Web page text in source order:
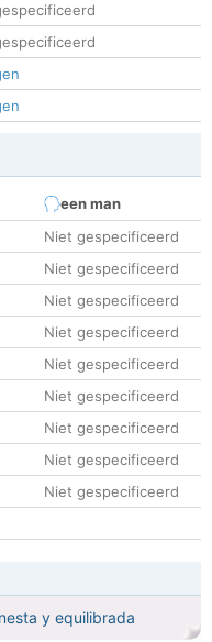
een man
Niet gespecificeerd
Niet gespecificeerd
Niet gespecificeerd
Niet gespecificeerd
Niet gespecificeerd
Niet gespecificeerd
Niet gespecificeerd
Niet gespecificeerd
Niet gespecificeerd
y equilibrada